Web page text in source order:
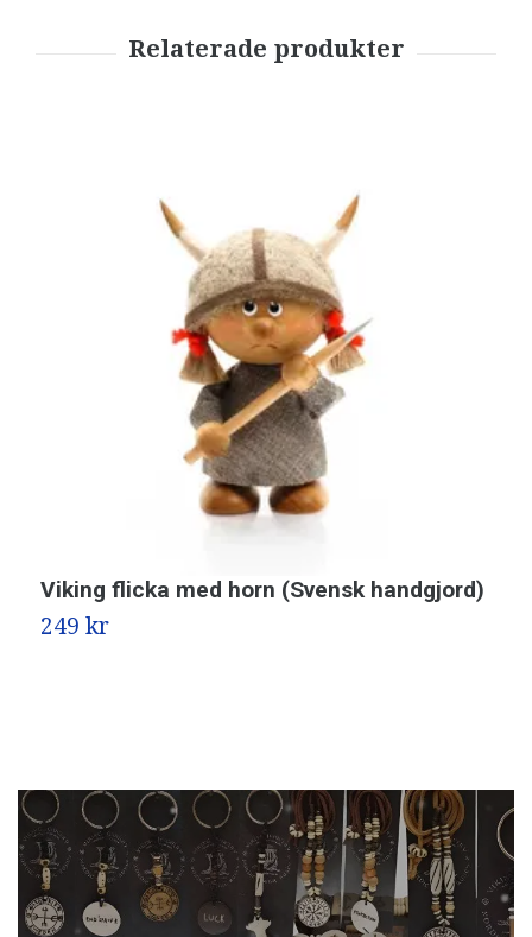
Viking flicka med horn (Svensk handgjord)
249 kr